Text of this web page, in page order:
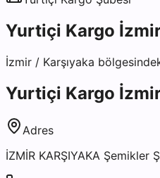
Yurtiçi Kargo
İzmir / Karşıyaka
Yurtiçi Kargo
Adres
İZMİR KARŞIYAKA Şemikler